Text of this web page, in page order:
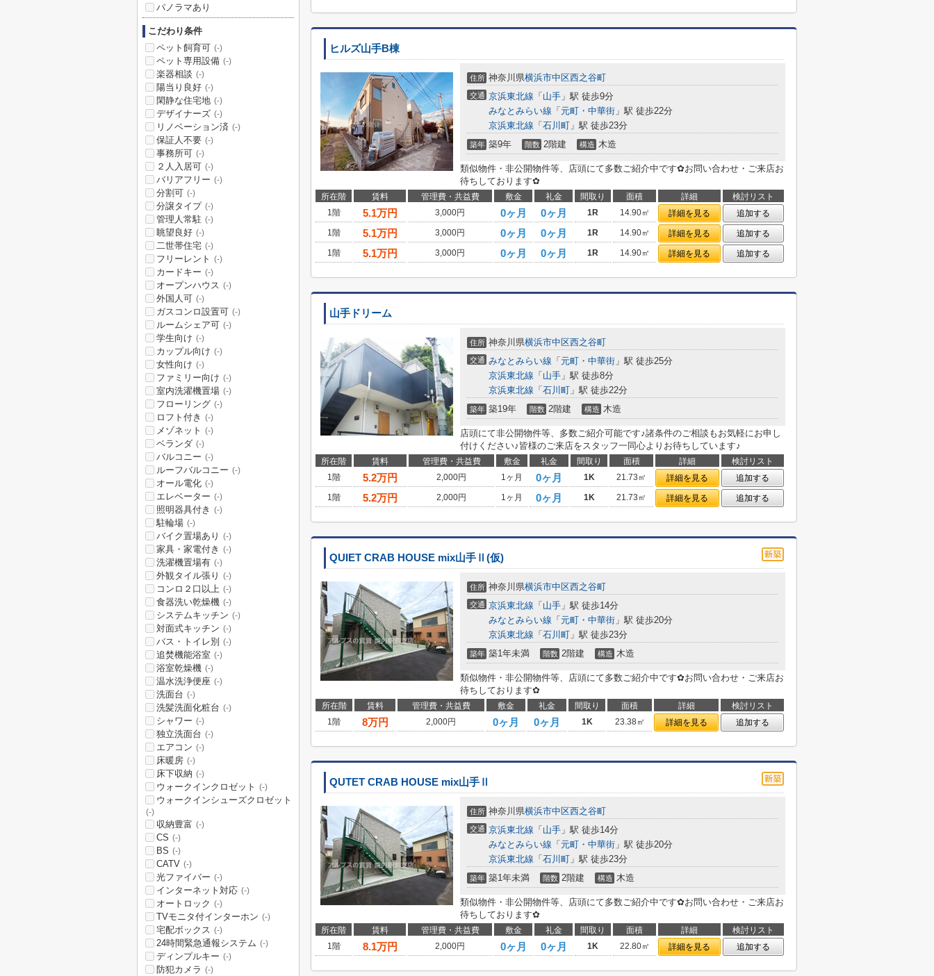
ヒルズ山手B棟
住所 神奈川県横浜市中区西之谷町
交通 京浜東北線 「 山手 」駅 徒歩9分
みなとみらい線 「 元町・中華街 」駅 徒歩22分
京浜東北線 「 石川町 」駅 徒歩23分
築年 築9年 階数 2階建 構造 木造
類似物件・非公開物件等、店頭にて多数ご紹介中です✿お問い合わせ・ご来店お
待ちしております✿
所在階 賃料 管理費・共益費 敷金 礼金 間取り 面積 詳細
検討リスト
1階
5.1万円 3,000円 0ヶ月 0ヶ月 1R 14.90㎡ 詳細を見る
追加する
1階
5.1万円 3,000円 0ヶ月 0ヶ月 1R 14.90㎡ 詳細を見る
追加する
1階
5.1万円 3,000円 0ヶ月 0ヶ月 1R 14.90㎡ 詳細を見る 追加する
山手ドリーム
住所 神奈川県横浜市中区西之谷町
交通 みなとみらい線 「 元町・中華街 」駅 徒歩25分
京浜東北線 「 山手 」駅 徒歩8分
京浜東北線 「 石川町 」駅 徒歩22分
築年 築19年 階数 2階建 構造 木造
店頭にて非公開物件等、多数ご紹介可能です♪諸条件のご相談もお気軽にお申し
付けください♪皆様のご来店をスタッフ一同心よりお待ちしています♪
所在階 賃料 管理費・共益費 敷金 礼金 間取り 面積 詳細
検討リスト
1階
5.2万円 2,000円 1ヶ月 0ヶ月 1K 21.73㎡ 詳細を見る
追加する
1階
5.2万円 2,000円 1ヶ月 0ヶ月 1K 21.73㎡ 詳細を見る 追加する
QUIET CRAB HOUSE mix山手Ⅱ(仮)
住所 神奈川県横浜市中区西之谷町
交通 京浜東北線 「 山手 」駅 徒歩14分
みなとみらい線 「 元町・中華街 」駅 徒歩20分
京浜東北線 「 石川町 」駅 徒歩23分
築年 築1年未満 階数 2階建 構造 木造
類似物件・非公開物件等、店頭にて多数ご紹介中です✿お問い合わせ・ご来店お
待ちしております✿
所在階 賃料 管理費・共益費 敷金 礼金 間取り 面積 詳細
検討リスト
1階
8万円 2,000円 0ヶ月 0ヶ月 1K 23.38㎡ 詳細を見る 追加する
QUTET CRAB HOUSE mix山手Ⅱ
住所 神奈川県横浜市中区西之谷町
交通 京浜東北線 「 山手 」駅 徒歩14分
みなとみらい線 「 元町・中華街 」駅 徒歩20分
京浜東北線 「 石川町 」駅 徒歩23分
築年 築1年未満 階数 2階建 構造 木造
類似物件・非公開物件等、店頭にて多数ご紹介中です✿お問い合わせ・ご来店お
待ちしております✿
所在階 賃料 管理費・共益費 敷金 礼金 間取り 面積 詳細
検討リスト
1階
8.1万円 2,000円 0ヶ月 0ヶ月 1K 22.80㎡ 詳細を見る 追加する
パノラマあり
こだわり条件
ペット飼育可 (-)
ペット専用設備 (-)
楽器相談 (-)
陽当り良好 (-)
閑静な住宅地 (-)
デザイナーズ (-)
リノベーション済 (-)
保証人不要 (-)
事務所可 (-)
２人入居可 (-)
バリアフリー (-)
分割可 (-)
分譲タイプ (-)
管理人常駐 (-)
眺望良好 (-)
二世帯住宅 (-)
フリーレント (-)
カードキー (-)
オープンハウス (-)
外国人可 (-)
ガスコンロ設置可 (-)
ルームシェア可 (-)
学生向け (-)
カップル向け (-)
女性向け (-)
ファミリー向け (-)
室内洗濯機置場 (-)
フローリング (-)
ロフト付き (-)
メゾネット (-)
ベランダ (-)
バルコニー (-)
ルーフバルコニー (-)
オール電化 (-)
エレベーター (-)
照明器具付き (-)
駐輪場 (-)
バイク置場あり (-)
家具・家電付き (-)
洗濯機置場有 (-)
外観タイル張り (-)
コンロ２口以上 (-)
食器洗い乾燥機 (-)
システムキッチン (-)
対面式キッチン (-)
バス・トイレ別 (-)
追焚機能浴室 (-)
浴室乾燥機 (-)
温水洗浄便座 (-)
洗面台 (-)
洗髪洗面化粧台 (-)
シャワー (-)
独立洗面台 (-)
エアコン (-)
床暖房 (-)
床下収納 (-)
ウォークインクロゼット (-)
ウォークインシューズクロゼット
(-)
収納豊富 (-)
CS (-)
BS (-)
CATV (-)
光ファイバー (-)
インターネット対応 (-)
オートロック (-)
TVモニタ付インターホン (-)
宅配ボックス (-)
24時間緊急通報システム (-)
ディンプルキー (-)
防犯カメラ (-)